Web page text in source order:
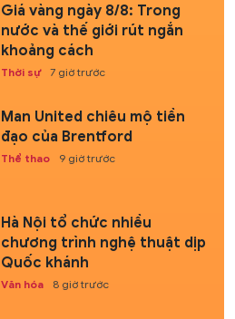
Giá vàng ngày 8/8: Trong
nước và thế giới rút ngắn
khoảng cách
Thời sự 7 giờ trước
Man United chiêu mộ tiền
đạo của Brentford
Thể thao 9 giờ trước
Hà Nội tổ chức nhiều
chương trình nghệ thuật dịp
Quốc khánh
Văn hóa 8 giờ trước